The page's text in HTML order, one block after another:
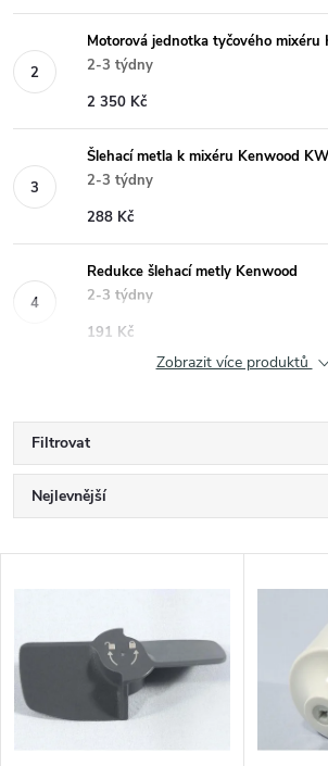
Motorová jednotka tyčového mixéru
2-3 týdny
2 350 Kč
Šlehací metla k mixéru Kenwood
2-3 týdny
288 Kč
Redukce šlehací metly Kenwood
2-3 týdny
191 Kč
Zobrazit více produktů
Filtrovat
Ř
a
e
n
Nejlevnější
ý
p